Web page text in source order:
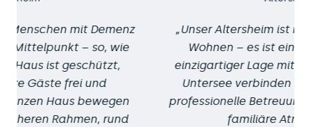
Unser Altersheim ist mehr als ein Ort zum
Wohnen – es ist ein Ort zum Leben. In
einzigartiger Lage mit freiem Blick auf den
Untersee verbinden wir Lebensqualität,
professionelle Betreuung und eine herzliche,
familiäre Atmosphäre.